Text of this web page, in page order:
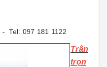
- Tel: 097 181 1122
Trân
trọn